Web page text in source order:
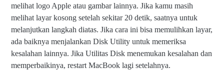
melihat logo Apple atau gambar lainnya. Jika kamu masih
melihat layar kosong setelah sekitar 20 detik, saatnya untuk
melanjutkan langkah diatas. Jika cara ini bisa memulihkan layar,
ada baiknya menjalankan Disk Utility untuk memeriksa
kesalahan lainnya. Jika Utilitas Disk menemukan kesalahan dan
memperbaikinya, restart MacBook lagi setelahnya.